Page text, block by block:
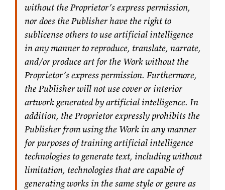
without the Proprietor’s express permission,
nor does the Publisher have the right to
sublicense others to use artificial intelligence
in any manner to reproduce, translate, narrate,
and/or produce art for the Work without the
Proprietor’s express permission. Furthermore,
the Publisher will not use cover or interior
artwork generated by artificial intelligence. In
addition, the Proprietor expressly prohibits the
Publisher from using the Work in any manner
for purposes of training artificial intelligence
technologies to generate text, including without
limitation, technologies that are capable of
generating works in the same style or genre as